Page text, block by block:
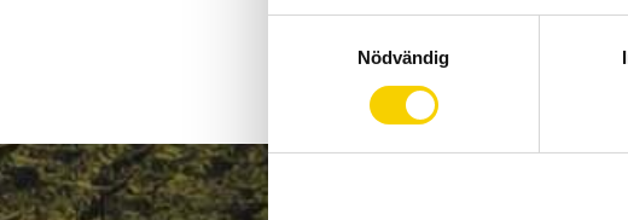
y
c
k
Nödvändig